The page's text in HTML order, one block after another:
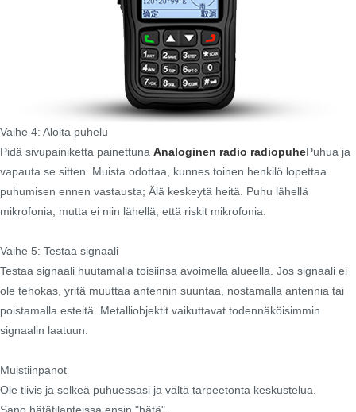
Vaihe 4: Aloita puhelu
Pidä sivupainiketta painettuna Analoginen radio radiopuhePuhua ja
vapauta se sitten. Muista odottaa, kunnes toinen henkilö lopettaa
puhumisen ennen vastausta; Älä keskeytä heitä. Puhu lähellä
mikrofonia, mutta ei niin lähellä, että riskit mikrofonia.
Vaihe 5: Testaa signaali
Testaa signaali huutamalla toisiinsa avoimella alueella. Jos signaali ei
ole tehokas, yritä muuttaa antennin suuntaa, nostamalla antennia tai
poistamalla esteitä. Metalliobjektit vaikuttavat todennäköisimmin
signaalin laatuun.
Muistiinpanot
Ole tiivis ja selkeä puhuessasi ja vältä tarpeetonta keskustelua.
Sano hätätilanteissa ensin "hätä".